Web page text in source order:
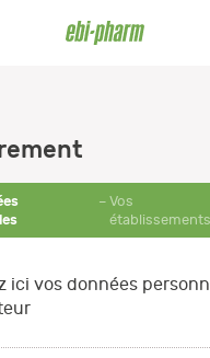
Vos
établissements
ici vos données